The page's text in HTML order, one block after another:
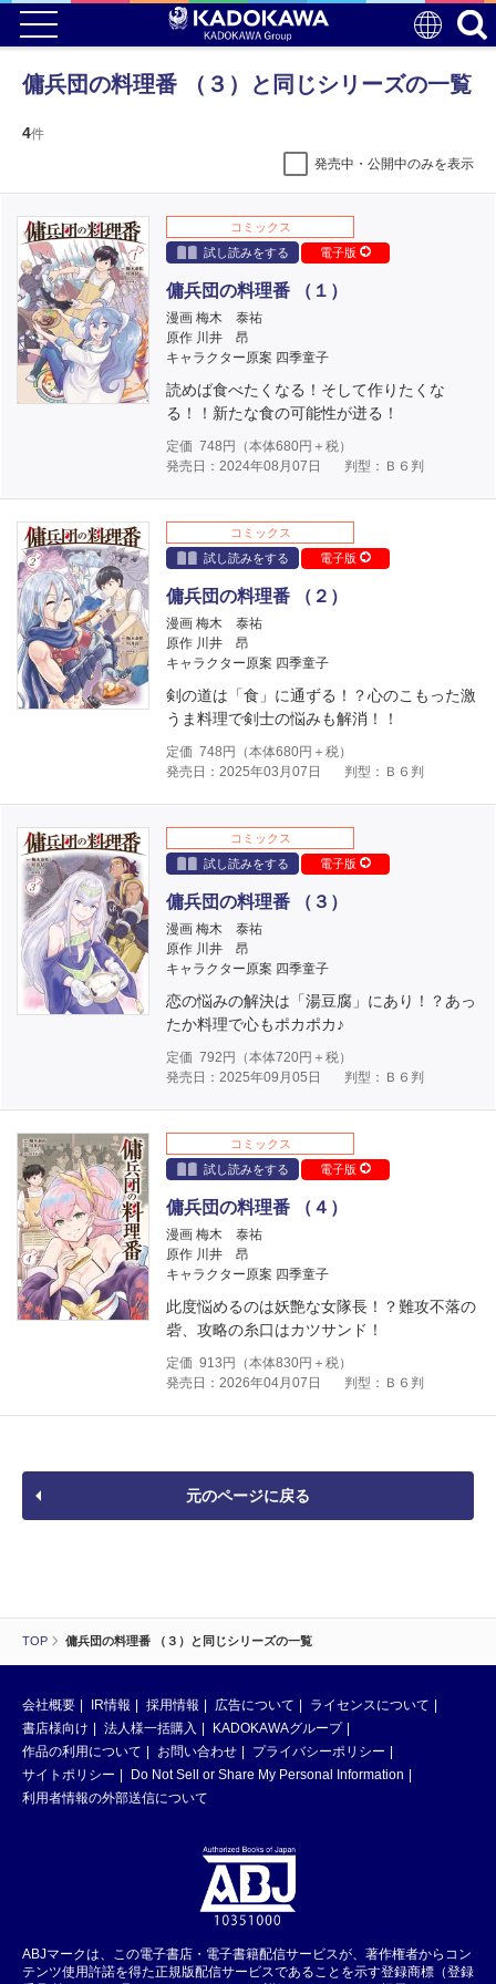
TOP 傭兵団の料理番 （３）と同じシリーズの一覧
傭兵団の料理番 （３）と同じシリーズの一覧
4件
発売中・公開中のみを表示
コミックス
試し読みをする
電子版
傭兵団の料理番 （１）
漫画 梅木 泰祐
原作 川井 昂
キャラクター原案 四季童子
読めば食べたくなる！そして作りたくな
る！！新たな食の可能性が迸る！
定価 748 円（本体680円＋税）
発売日：2024年08月07日
判型：Ｂ６判
コミックス
試し読みをする
電子版
傭兵団の料理番 （２）
漫画 梅木 泰祐
原作 川井 昂
キャラクター原案 四季童子
剣の道は「食」に通ずる！？心のこもった激
うま料理で剣士の悩みも解消！！
定価 748 円（本体680円＋税）
発売日：2025年03月07日
判型：Ｂ６判
コミックス
試し読みをする
電子版
傭兵団の料理番 （３）
漫画 梅木 泰祐
原作 川井 昂
キャラクター原案 四季童子
恋の悩みの解決は「湯豆腐」にあり！？あっ
たか料理で心もポカポカ♪
定価 792 円（本体720円＋税）
発売日：2025年09月05日
判型：Ｂ６判
コミックス
試し読みをする
電子版
傭兵団の料理番 （４）
漫画 梅木 泰祐
原作 川井 昂
キャラクター原案 四季童子
此度悩めるのは妖艶な女隊長！？難攻不落の
砦、攻略の糸口はカツサンド！
定価 913 円（本体830円＋税）
発売日：2026年04月07日
判型：Ｂ６判
元のページに戻る
会社概要 IR情報 採用情報 広告について
ライセンスについて
書店様向け
法人様一括購入
KADOKAWAグループ
作品の利用について
お問い合わせ
プライバシーポリシー
サイトポリシー
Do Not Sell or Share My Personal Information
利用者情報の外部送信について
ABJマークは、この電子書店・電子書籍配信サービスが、著作権者からコン
テンツ使用許諾を得た正規版配信サービスであることを示す登録商標（登録